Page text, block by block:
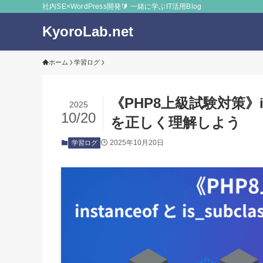
社内SE×WordPress開発🔰 一緒に学ぶIT活用Blog
KyoroLab.net
ホーム 学習ログ
《PHP8上級試験対策
を正しく理解しよう
2025
10/20
学習ログ 2025年10月20日